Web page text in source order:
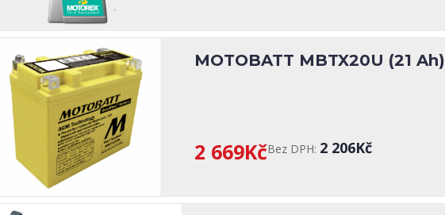
MOTOBATT MBTX20U (21 Ah)
2 669KčBez DPH: 2 206Kč